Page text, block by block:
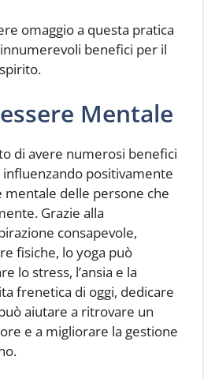
omaggio a questa pratica
benefici per il
Mentale
di avere numerosi benefici
positivamente
mentale delle persone che
Grazie alla
consapevole,
fisiche, lo yoga può
lo stress, l’ansia e la
frenetica di oggi, dedicare
aiutare a ritrovare un
e a migliorare la gestione